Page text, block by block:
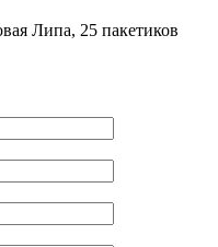
Липа, 25 пакетиков